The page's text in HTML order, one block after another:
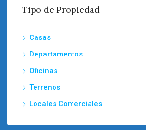
Tipo de Propiedad
Casas
Departamentos
Oficinas
Terrenos
Locales Comerciales